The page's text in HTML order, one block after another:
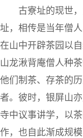
古寮址的现世
址，相传是当年僧
在山中开辟茶园以
山龙湫背庵僧人种
他们制茶、存茶的
者。彼时，银屏山
寺中议事讲学，以
作，也自此渐成规模